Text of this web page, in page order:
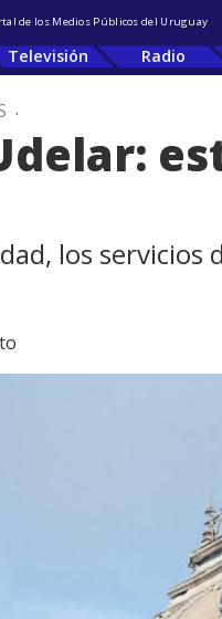
de los Medios Públicos del Uruguay
Televisión Radio
.
los